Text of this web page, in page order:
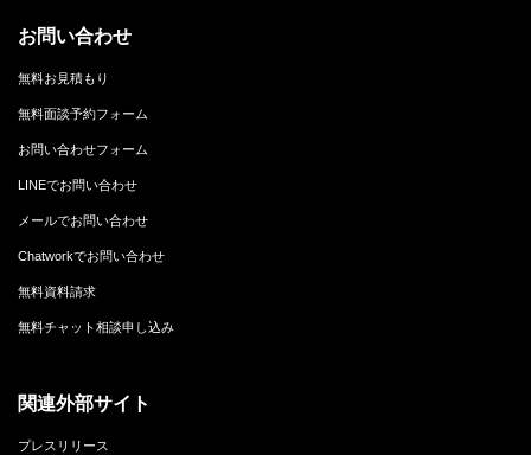
お問い合わせ
無料お見積もり
無料面談予約フォーム
お問い合わせフォーム
LINEでお問い合わせ
メールでお問い合わせ
Chatworkでお問い合わせ
無料資料請求
無料チャット相談申し込み
関連外部サイト
プレスリリース